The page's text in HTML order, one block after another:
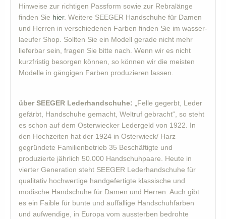
Hinweise zur richtigen Passform sowie zur Rebralänge
finden Sie hier. Weitere SEEGER Handschuhe für Damen
und Herren in verschiedenen Farben finden Sie im wasser-
laeufer Shop. Sollten Sie ein Modell gerade nicht mehr
lieferbar sein, fragen Sie bitte nach. Wenn wir es nicht
kurzfristig besorgen können, so können wir die meisten
Modelle in gängigen Farben produzieren lassen.
über SEEGER Lederhandschuhe: „Felle gegerbt, Leder
gefärbt, Handschuhe gemacht, Weltruf gebracht“, so steht
es schon auf dem Osterwiecker Ledergeld von 1922. In
den Hochzeiten hat der 1924 in Osterwieck/ Harz
gegründete Familienbetrieb 35 Beschäftigte und
produzierte jährlich 50.000 Handschuhpaare. Heute in
vierter Generation steht SEEGER Lederhandschuhe für
qualitativ hochwertige handgefertigte klassische und
modische Handschuhe für Damen und Herren. Auch gibt
es ein Faible für bunte und auffällige Handschuhfarben
und aufwendige, in Europa vom aussterben bedrohte